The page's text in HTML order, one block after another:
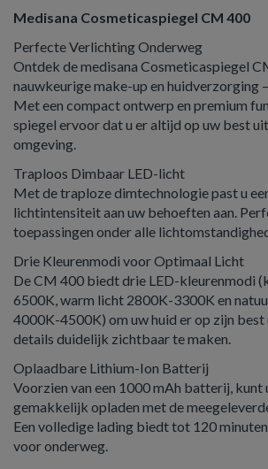
Medisana Cosmeticaspiegel CM 400
Perfecte Verlichting Onderweg
Ontdek de medisana Cosmeticaspiegel
nauwkeurige make-up en huidverzorging
Met een compact ontwerp en premium
spiegel ervoor dat u er altijd op uw best
omgeving.
Traploos Dimbaar LED-licht
Met de traploze dimtechnologie past u
lichtintensiteit aan uw behoeften aan.
toepassingen onder alle
Drie Kleurenmodi voor Optimaal Licht
De CM 400 biedt drie LED-kleurenmodi
6500K, warm licht 2800K-3300K en
4000K-4500K) om uw huid er op zijn best
details duidelijk zichtbaar te maken.
Oplaadbare Lithium-Ion Batterij
Voorzien van een 1000 mAh batterij, kunt
gemakkelijk opladen met de
Een volledige lading biedt tot 120
voor onderweg.